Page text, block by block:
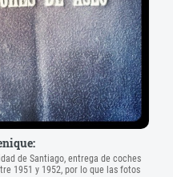
de Santiago, entrega de coches
1951 y 1952, por lo que las fotos